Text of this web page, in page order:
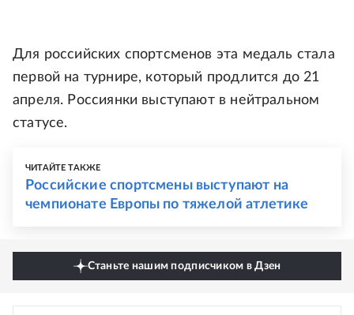
Для российских спортсменов эта медаль стала
первой на турнире, который продлится до 21
апреля. Россиянки выступают в нейтральном
статусе.
ЧИТАЙТЕ ТАКЖЕ
Российские спортсмены выступают на
чемпионате Европы по тяжелой атлетике
Станьте нашим подписчиком в Дзен